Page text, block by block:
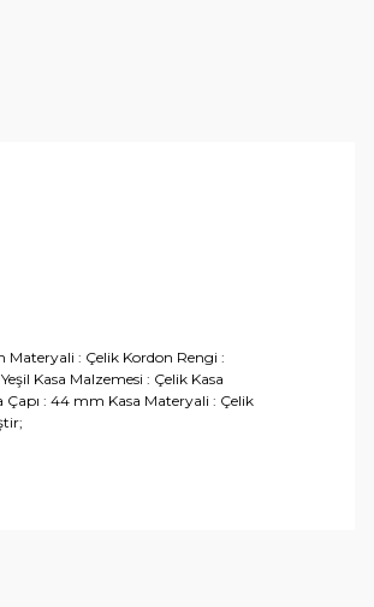
Materyali : Çelik Kordon Rengi :
Kasa Malzemesi : Çelik Kasa
: 44 mm Kasa Materyali : Çelik